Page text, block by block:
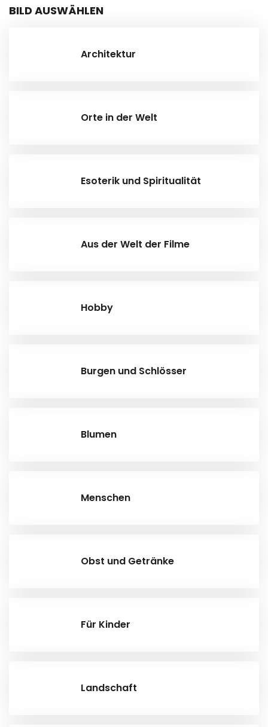
BILD AUSWÄHLEN
Architektur
Orte in der Welt
Esoterik und Spiritualität
Aus der Welt der Filme
Hobby
Burgen und Schlösser
Blumen
Menschen
Obst und Getränke
Für Kinder
Landschaft